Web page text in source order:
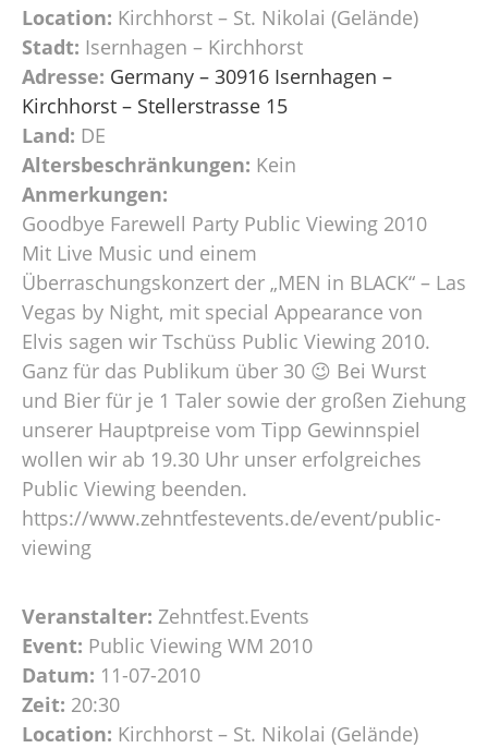
Location: Kirchhorst – St. Nikolai (Gelände)
Stadt: Isernhagen – Kirchhorst
Adresse: Germany – 30916 Isernhagen –
Kirchhorst – Stellerstrasse 15
Land: DE
Altersbeschränkungen: Kein
Anmerkungen:
Goodbye Farewell Party Public Viewing 2010
Mit Live Music und einem
Überraschungskonzert der „MEN in BLACK“ – Las
Vegas by Night, mit special Appearance von
Elvis sagen wir Tschüss Public Viewing 2010.
Ganz für das Publikum über 30 😉 Bei Wurst
und Bier für je 1 Taler sowie der großen Ziehung
unserer Hauptpreise vom Tipp Gewinnspiel
wollen wir ab 19.30 Uhr unser erfolgreiches
Public Viewing beenden.
https://www.zehntfestevents.de/event/public-
viewing
Veranstalter: Zehntfest.Events
Event: Public Viewing WM 2010
Datum: 11-07-2010
Zeit: 20:30
Location: Kirchhorst – St. Nikolai (Gelände)